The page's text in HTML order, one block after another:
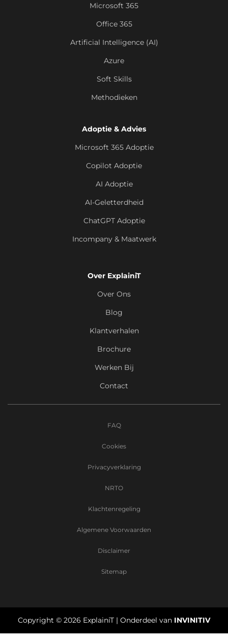
Microsoft 365
Office 365
Artificial Intelligence (AI)
Azure
Soft Skills
Methodieken
Adoptie & Advies
Microsoft 365 Adoptie
Copilot Adoptie
AI Adoptie
AI-Geletterdheid
ChatGPT Adoptie
Incompany & Maatwerk
Over ExplainiT
Over Ons
Blog
Klantverhalen
Brochure
Werken Bij
Contact
FAQ
Cookies
Privacyverklaring
NRTO
Klachtenregeling
Algemene Voorwaarden
Disclaimer
Sitemap
Copyright © 2026 ExplainiT | Onderdeel van INVINITIV